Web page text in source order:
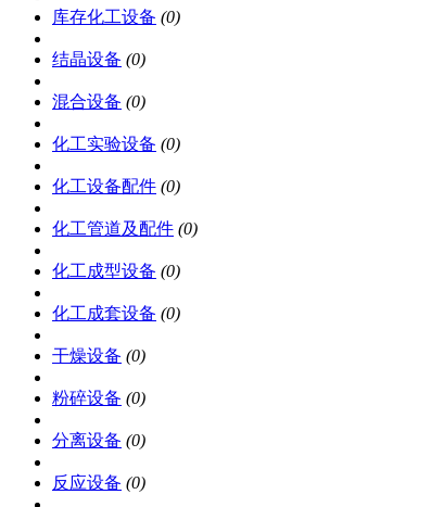
库存化工设备 (0)
结晶设备 (0)
混合设备 (0)
化工实验设备 (0)
化工设备配件 (0)
化工管道及配件 (0)
化工成型设备 (0)
化工成套设备 (0)
干燥设备 (0)
粉碎设备 (0)
分离设备 (0)
反应设备 (0)